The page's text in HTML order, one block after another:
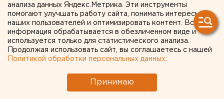
было. Спасибо ребятам, выдержали ввосьмером», -
заявил Шипшев.
Тренер «Урала» также рассказал о том, как команда
будет готовиться ко второй части сезона.
«Соберется команда 7 января, после Нового года, и
улетает на учебно-тренировочный сбор в Турцию.
анализа данных Яндекс.Метрика. Эти инструменты
помогают улучшать работу сайта, понимать интересы
наших пользователей и оптимизировать контент. Вся
информация обрабатывается в обезличенном виде и
используется только для статистического анализа.
Продолжая использовать сайт, вы соглашаетесь с нашей
Политикой обработки персональных данных
Принимаю